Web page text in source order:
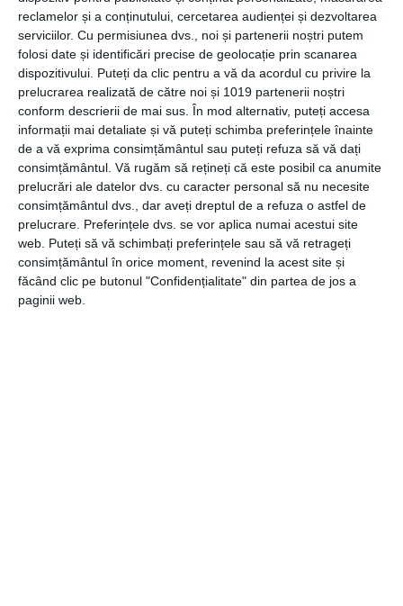
reclamelor și a conținutului, cercetarea audienței și dezvoltarea
serviciilor. Cu permisiunea dvs., noi și partenerii noștri putem
folosi date și identificări precise de geolocație prin scanarea
dispozitivului. Puteți da clic pentru a vă da acordul cu privire la
prelucrarea realizată de către noi și 1019 partenerii noștri
conform descrierii de mai sus. În mod alternativ, puteți accesa
informații mai detaliate și vă puteți schimba preferințele înainte
de a vă exprima consimțământul sau puteți refuza să vă dați
consimțământul. Vă rugăm să rețineți că este posibil ca anumite
prelucrări ale datelor dvs. cu caracter personal să nu necesite
consimțământul dvs., dar aveți dreptul de a refuza o astfel de
prelucrare. Preferințele dvs. se vor aplica numai acestui site
web. Puteți să vă schimbați preferințele sau să vă retrageți
consimțământul în orice moment, revenind la acest site și
făcând clic pe butonul "Confidențialitate" din partea de jos a
paginii web.
Prelucrarea extensiilor în orice sistem de prindere
Accesorii incluse pentru montarea extensiilor
Demontare extensii
Extensiile din păr natural oferite de Asha Hair păstrează
aspectul autentic și natural deoarece începând cu
recoltarea și trecând prin procesul de asamblare, asupra
lor nu se efectuează niciun tratament chimic și nu prezintă
adaos de silicon. Ai garanția că proprietățile naturale
unice ale șuvițelor de păr sunt păstrate. Alege modelul
preferat de extensii din păr natural dintr-o ofertă variată și
bucură-te de un look atrăgător!